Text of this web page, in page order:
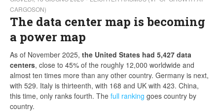
CARGOSON)
The data center map is becoming
a power map
As of November 2025, the United States had 5,427 data
centers, close to 45% of the roughly 12,000 worldwide and
almost ten times more than any other country. Germany is next,
with 529. Italy is thirteenth, with 168 and UK with 423. China,
this time, only ranks fourth. The full ranking goes country by
country.